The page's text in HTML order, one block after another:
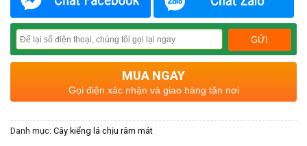
MUA NGAY
Gọi điện xác nhận và giao hàng tận nơi
Danh mục: Cây kiểng lá chịu râm mát